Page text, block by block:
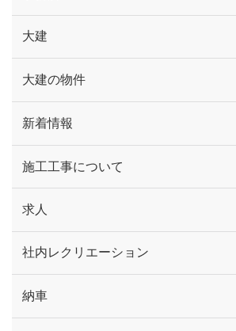
大建
大建の物件
新着情報
施工工事について
求人
社内レクリエーション
納車